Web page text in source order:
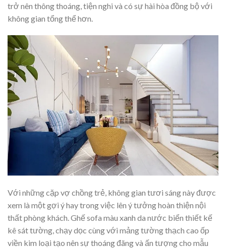
trở nên thông thoáng, tiện nghi và có sự hài hòa đồng bộ với
không gian tổng thể hơn.
Với những cặp vợ chồng trẻ, không gian tươi sáng này được
xem là một gợi ý hay trong việc lên ý tưởng hoàn thiện nội
thất phòng khách. Ghế sofa màu xanh da nước biển thiết kế
kê sát tường, chạy dọc cùng với mảng tường thạch cao ốp
viền kim loại tạo nên sự thoáng đãng và ấn tượng cho mẫu